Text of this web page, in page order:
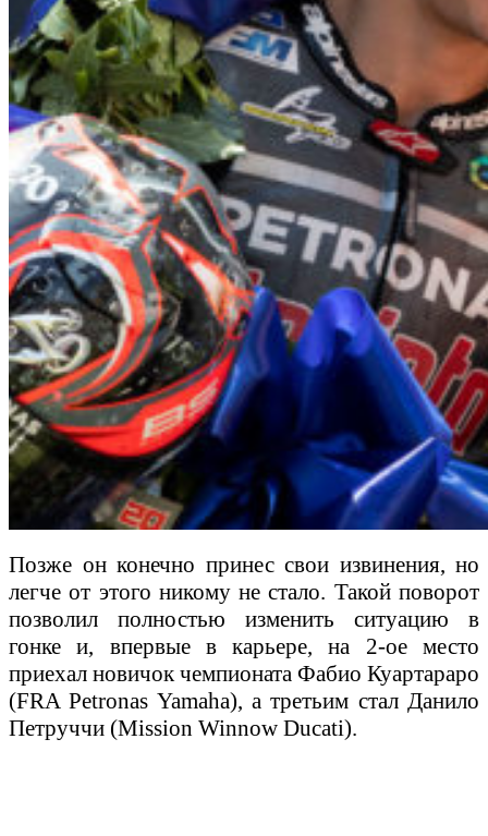
Позже он конечно принес свои извинения, но
легче от этого никому не стало. Такой поворот
позволил полностью изменить ситуацию в
гонке и, впервые в карьере, на 2-ое место
приехал новичок чемпионата Фабио Куартараро
(FRA Petronas Yamaha), а третьим стал Данило
Петруччи (Mission Winnow Ducati).